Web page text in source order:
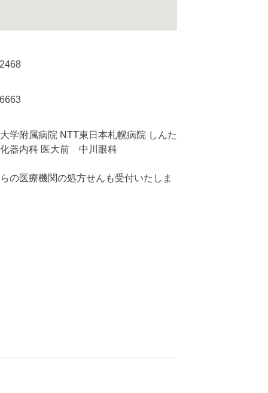
学附属病院 NTT東日本札幌病院 しんた
器内科 医大前 中川眼科
の医療機関の処方せんも受付いたしま